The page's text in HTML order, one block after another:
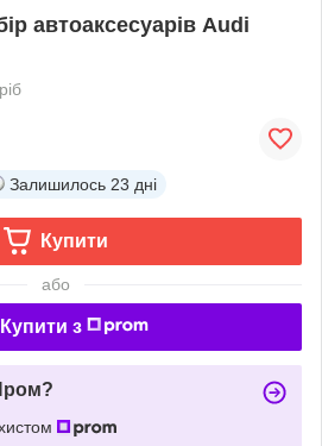
автоаксесуарів Audi
Залишилось 23 дні
Купити
або
Купити з